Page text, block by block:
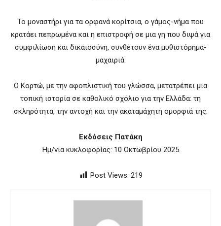
Το μοναστήρι για τα ορφανά κορίτσια, ο γάμος-νήμα που
κρατάει πεπρωμένα και η επιστροφή σε μια γη που διψά για
συμφιλίωση και δικαιοσύνη, συνθέτουν ένα μυθιστόρημα-
μαχαιριά.
Ο Κορτώ, με την αφοπλιστική του γλώσσα, μετατρέπει μια
τοπική ιστορία σε καθολικό σχόλιο για την Ελλάδα: τη
σκληρότητα, την αντοχή και την ακαταμάχητη ομορφιά της.
Εκδόσεις Πατάκη
Ημ/νία κυκλοφορίας: 10 Οκτωβρίου 2025
Post Views: 219